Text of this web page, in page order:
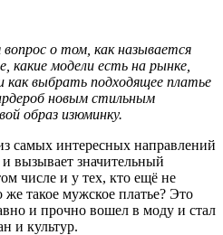
о том, как называется
какие модели есть на рынке,
как выбрать подходящее платье
новым стильным
образ изюминку.
самых интересных направлений
вызывает значительный
числе и у тех, кто ещё не
такое мужское платье? Это
и прочно вошел в моду и стал
и культур.